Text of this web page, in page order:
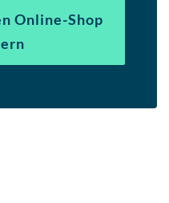
Online-Shop